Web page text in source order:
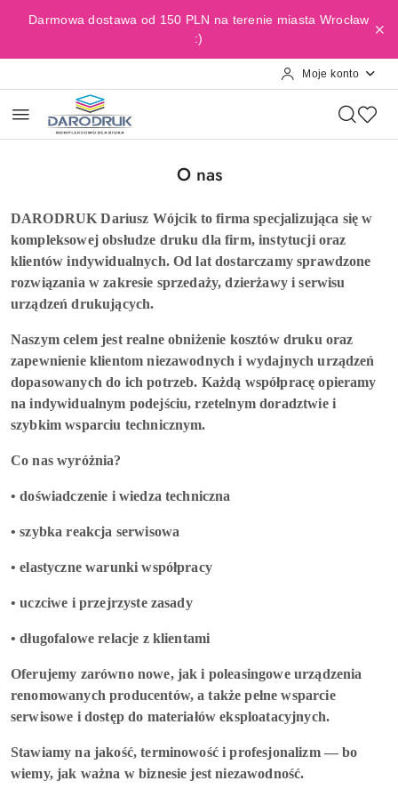
Przejdź do treści głównej
Przejdź do wyszukiwarki
Przejdź do moje konto
Przejdź do menu głównego
Przejdź do stopki
Darmowa dostawa od 150 PLN na terenie miasta Wrocław
:)
Moje konto
O nas
DARODRUK Dariusz Wójcik to firma specjalizująca się w
kompleksowej obsłudze druku dla firm, instytucji oraz
klientów indywidualnych. Od lat dostarczamy sprawdzone
rozwiązania w zakresie sprzedaży, dzierżawy i serwisu
urządzeń drukujących.
Naszym celem jest realne obniżenie kosztów druku oraz
zapewnienie klientom niezawodnych i wydajnych urządzeń
dopasowanych do ich potrzeb. Każdą współpracę opieramy
na indywidualnym podejściu, rzetelnym doradztwie i
szybkim wsparciu technicznym.
Co nas wyróżnia?
• doświadczenie i wiedza techniczna
• szybka reakcja serwisowa
• elastyczne warunki współpracy
• uczciwe i przejrzyste zasady
• długofalowe relacje z klientami
Oferujemy zarówno nowe, jak i poleasingowe urządzenia
renomowanych producentów, a także pełne wsparcie
serwisowe i dostęp do materiałów eksploatacyjnych.
Stawiamy na jakość, terminowość i profesjonalizm — bo
wiemy, jak ważna w biznesie jest niezawodność.